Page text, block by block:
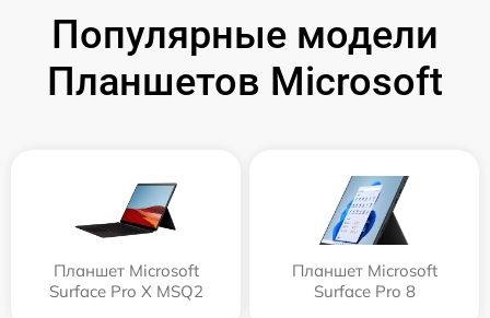
Популярные модели
Планшетов Microsoft
Планшет Microsoft
Surface Pro X MSQ2
Планшет Microsoft
Surface Pro 8